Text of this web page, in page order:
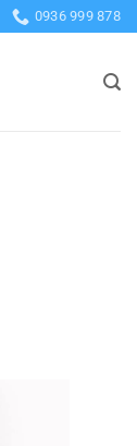
0936 999 878